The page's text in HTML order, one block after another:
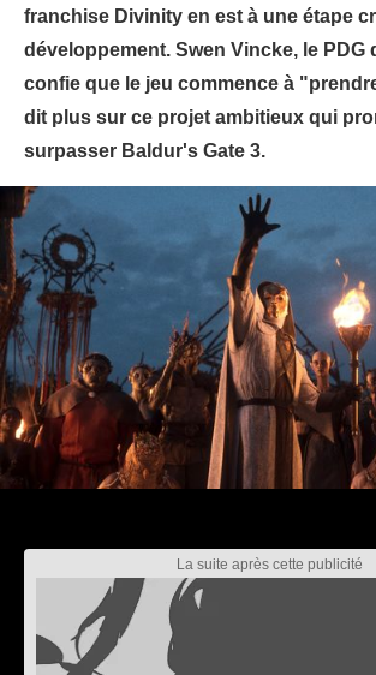
franchise Divinity en est à une étape
développement. Swen Vincke, le PDG
confie que le jeu commence à
dit plus sur ce projet ambitieux qui
surpasser Baldur's Gate 3.